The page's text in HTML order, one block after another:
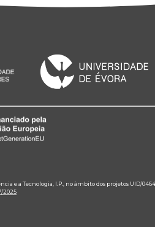
e a Tecnologia, I.P., no âmbito dos projetos UID/
2025